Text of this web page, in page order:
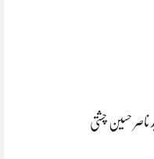
حسین چشتی